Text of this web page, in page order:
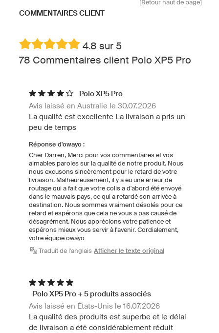
[Retour haut de page]
COMMENTAIRES CLIENT
4.8 sur 5
78 Commentaires client Polo XP5 Pro
Polo XP5 Pro
Avis laissé en Australie le 30.07.2026
La qualité est excellente La livraison a pris un
peu de temps
Réponse d'owayo :
Cher Darren, Merci pour vos commentaires et vos
aimables paroles sur la qualité de notre produit. Nous
nous excusons sincèrement pour le retard de votre
livraison. Malheureusement, il y a eu une erreur de
routage qui a fait que votre colis a d'abord été envoyé
dans le mauvais pays, ce qui a retardé son arrivée à
destination. Nous sommes vraiment désolés pour ce
retard et espérons que cela ne vous a pas causé de
désagrément. Nous apprécions votre patience et
espérons mieux vous servir à l'avenir. Cordialement,
votre équipe owayo
Traduit de l'anglais Afficher le texte original
Polo XP5 Pro + 5 produits associés
Avis laissé en États-Unis le 16.07.2026
La qualité des produits est superbe et le délai
de livraison a été considérablement réduit